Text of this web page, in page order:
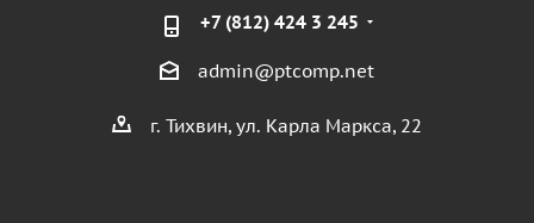
+7 (812) 424 3 245
admin@ptcomp.net
г. Тихвин, ул. Карла Маркса, 22